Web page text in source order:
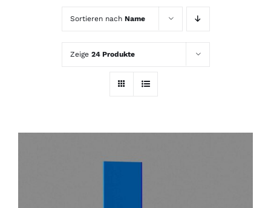
Sortieren nach Name
Zeige 24 Produkte